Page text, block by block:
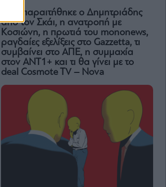
Γιατί παραιτήθηκε ο Δημητριάδης
από τον Σκάι, η ανατροπή με
Κοσιώνη, η πρωτιά του mononews,
ραγδαίες εξελίξεις στο Gazzetta, τι
συμβαίνει στο ΑΠΕ, η συμμαχία
στον ΑΝΤ1+ και τι θα γίνει με το
deal Cosmote TV – Nova